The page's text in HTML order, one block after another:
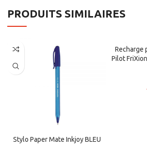
PRODUITS SIMILAIRES
Stylo Paper Mate Inkjoy BLEU
Recharge
Pilot